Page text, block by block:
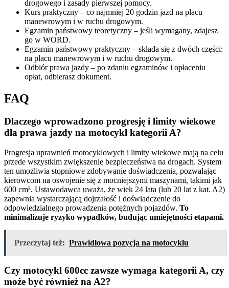
drogowego i zasady pierwszej pomocy.
Kurs praktyczny – co najmniej 20 godzin jazd na placu
manewrowym i w ruchu drogowym.
Egzamin państwowy teoretyczny – jeśli wymagany, zdajesz
go w WORD.
Egzamin państwowy praktyczny – składa się z dwóch części:
na placu manewrowym i w ruchu drogowym.
Odbiór prawa jazdy – po zdaniu egzaminów i opłaceniu
opłat, odbierasz dokument.
FAQ
Dlaczego wprowadzono progresję i limity wiekowe
dla prawa jazdy na motocykl kategorii A?
Progresja uprawnień motocyklowych i limity wiekowe mają na celu
przede wszystkim zwiększenie bezpieczeństwa na drogach. System
ten umożliwia stopniowe zdobywanie doświadczenia, pozwalając
kierowcom na oswojenie się z mocniejszymi maszynami, takimi jak
600 cm³. Ustawodawca uważa, że wiek 24 lata (lub 20 lat z kat. A2)
zapewnia wystarczającą dojrzałość i doświadczenie do
odpowiedzialnego prowadzenia potężnych pojazdów. To
minimalizuje ryzyko wypadków, budując umiejętności etapami.
Przeczytaj też: Prawidłowa pozycja na motocyklu
Czy motocykl 600cc zawsze wymaga kategorii A, czy
może być również na A2?